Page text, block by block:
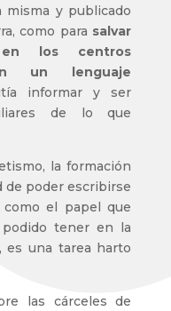
misma y publicado
como para salvar
los centros
un lenguaje
informar y ser
de lo que
la formación
de poder escribirse
el papel que
podido tener en la
es una tarea harto
las cárceles de